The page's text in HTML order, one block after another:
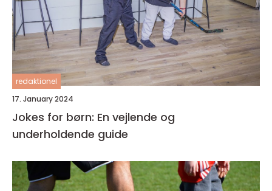
redaktionel
17. January 2024
Jokes for børn: En vejlende og
underholdende guide